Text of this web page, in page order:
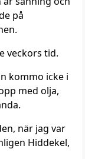
på
veckors tid.
kommo icke i
med olja,
när jag var
Hiddekel,